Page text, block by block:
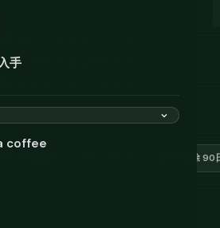
手
coffee
最高のメトロシステムの
先住民の山岳文化をすべ
をリピーターに変えま
ビザ免除 90